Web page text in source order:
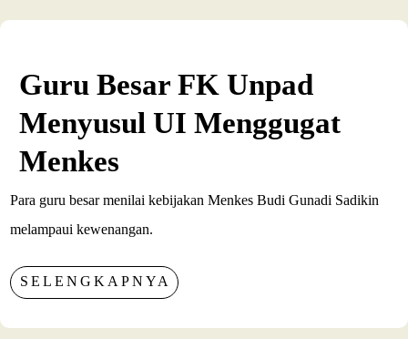
Guru Besar FK Unpad
Menyusul UI Menggugat
Menkes
Para guru besar menilai kebijakan Menkes Budi Gunadi Sadikin
melampaui kewenangan.
SELENGKAPNYA